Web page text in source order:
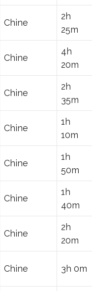
Chine
2h
25m
Chine
4h
20m
Chine
2h
35m
Chine
1h
10m
Chine
1h
50m
Chine
1h
40m
Chine
2h
20m
Chine 3h 0m